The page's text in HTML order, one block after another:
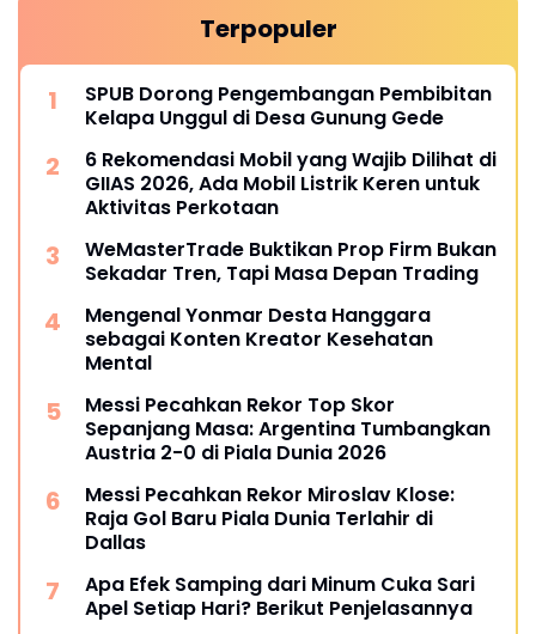
Terpopuler
SPUB Dorong Pengembangan Pembibitan
Kelapa Unggul di Desa Gunung Gede
6 Rekomendasi Mobil yang Wajib Dilihat di
GIIAS 2026, Ada Mobil Listrik Keren untuk
Aktivitas Perkotaan
WeMasterTrade Buktikan Prop Firm Bukan
Sekadar Tren, Tapi Masa Depan Trading
Mengenal Yonmar Desta Hanggara
sebagai Konten Kreator Kesehatan
Mental
Messi Pecahkan Rekor Top Skor
Sepanjang Masa: Argentina Tumbangkan
Austria 2-0 di Piala Dunia 2026
Messi Pecahkan Rekor Miroslav Klose:
Raja Gol Baru Piala Dunia Terlahir di
Dallas
Apa Efek Samping dari Minum Cuka Sari
Apel Setiap Hari? Berikut Penjelasannya